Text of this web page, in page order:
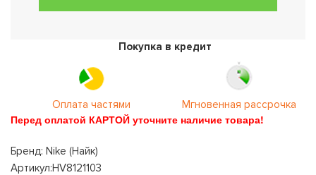
Покупка в кредит
Оплата частями Мгновенная рассрочка
Перед оплатой КАРТОЙ уточните наличие товара!
Бренд: Nike (Найк)
Артикул:HV8121103